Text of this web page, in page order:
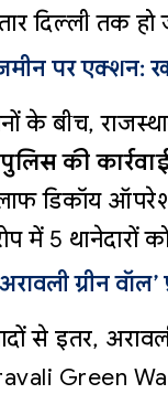
दिल्ली तक हो
पर एक्शन:
के बीच,
पुलिस की
डिकॉय
में 5 थानेदारों
ग्रीन
से इतर,
Green